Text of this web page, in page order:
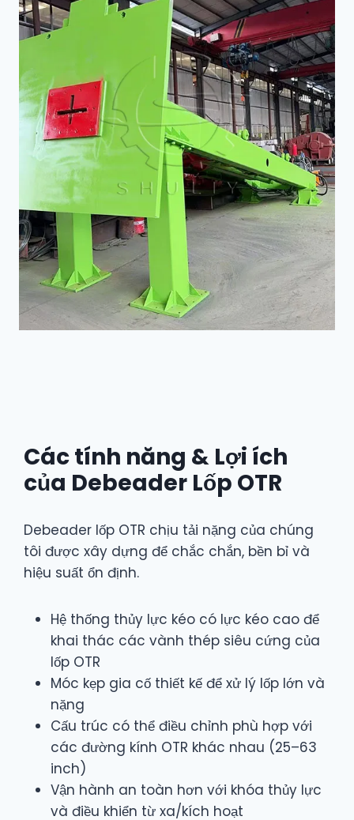
Các tính năng & Lợi ích
của Debeader Lốp OTR
Debeader lốp OTR chịu tải nặng của chúng
tôi được xây dựng để chắc chắn, bền bỉ và
hiệu suất ổn định.
Hệ thống thủy lực kéo có lực kéo cao để
khai thác các vành thép siêu cứng của
lốp OTR
Móc kẹp gia cố thiết kế để xử lý lốp lớn và
nặng
Cấu trúc có thể điều chỉnh phù hợp với
các đường kính OTR khác nhau (25–63
inch)
Vận hành an toàn hơn với khóa thủy lực
và điều khiển từ xa/kích hoạt